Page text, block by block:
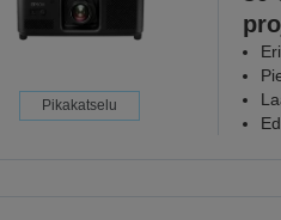
Pikakatselu